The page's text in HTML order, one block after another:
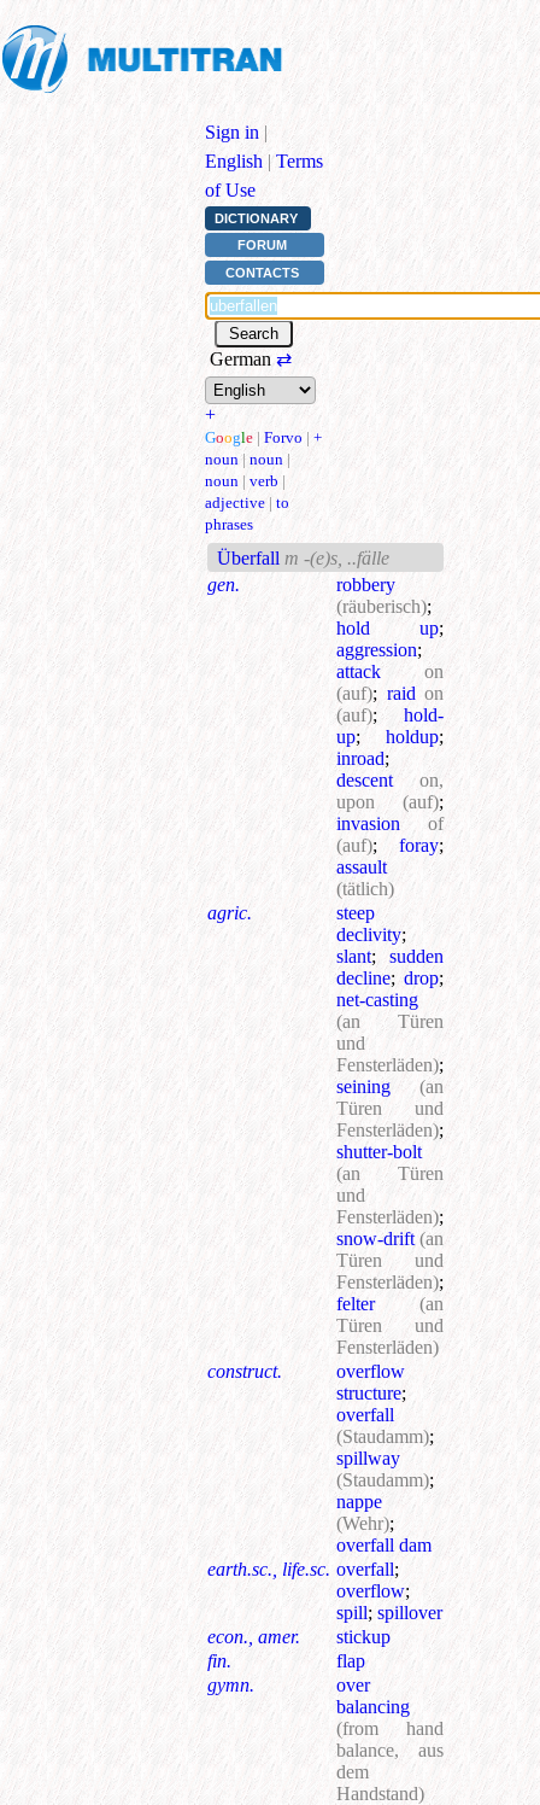
Sign in |
English | Terms
of Use
DICTIONARY
FORUM
CONTACTS
German ⇄
+
Google | Forvo | +
noun | noun |
noun | verb |
adjective | to
phrases
Überfall m -(e)s, ..fälle
gen.
robbery
(räuberisch);
hold up;
aggression;
attack on
(auf); raid on
(auf); hold-
up; holdup;
inroad;
descent on,
upon
(auf);
invasion of
(auf); foray;
assault
(tätlich)
agric.
steep
declivity;
slant; sudden
decline; drop;
net-casting
(an Türen
und
Fensterläden);
seining
(an
Türen und
Fensterläden);
shutter-bolt
(an Türen
und
Fensterläden);
snow-drift (an
Türen und
Fensterläden);
felter
(an
Türen und
Fensterläden)
construct.
overflow
structure;
overfall
(Staudamm);
spillway
(Staudamm);
nappe
(Wehr);
overfall dam
earth.sc., life.sc. overfall;
overflow;
spill; spillover
econ., amer.
stickup
fin.
flap
gymn.
over
balancing
(from hand
balance, aus
dem
Handstand)